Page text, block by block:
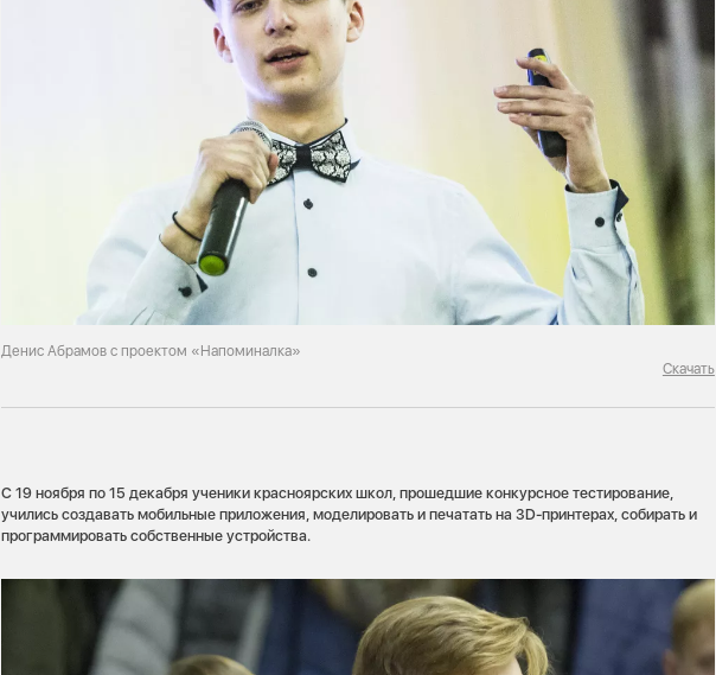
Денис Абрамов с проектом «Напоминалка»
Скачать
С 19 ноября по 15 декабря ученики красноярских школ, прошедшие конкурсное тестирование,
учились создавать мобильные приложения, моделировать и печатать на 3D-принтерах, собирать и
программировать собственные устройства.